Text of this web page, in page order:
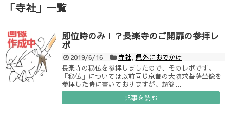
「寺社」 一覧
即位時のみ！？長楽寺のご開扉の参拝レ
ポ
2019/6/16 寺社, 県外におでかけ
長楽寺の秘仏を参拝しましたので、そのレポです。
「秘仏」については以前同じ京都の大随求菩薩坐像を
参拝した時に書いておりますが、超簡...
記事を読む